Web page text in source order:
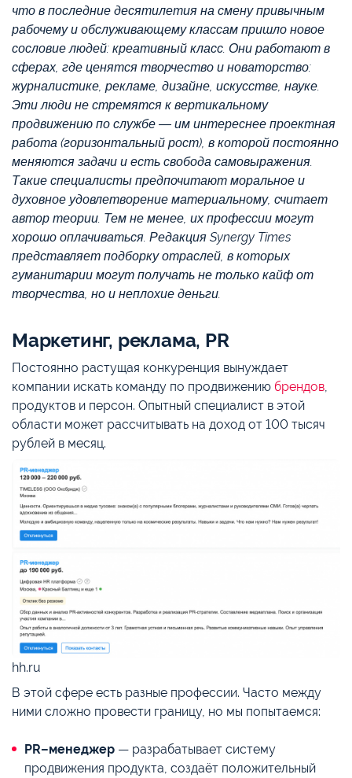
что в последние десятилетия на смену привычным
рабочему и обслуживающему классам пришло новое
сословие людей: креативный класс. Они работают в
сферах, где ценятся творчество и новаторство:
журналистике, рекламе, дизайне, искусстве, науке.
Эти люди не стремятся к вертикальному
продвижению по службе — им интереснее проектная
работа (горизонтальный рост), в которой постоянно
меняются задачи и есть свобода самовыражения.
Такие специалисты предпочитают моральное и
духовное удовлетворение материальному, считает
автор теории. Тем не менее, их профессии могут
хорошо оплачиваться. Редакция Synergy Times
представляет подборку отраслей, в которых
гуманитарии могут получать не только кайф от
творчества, но и неплохие деньги.
Маркетинг, реклама, PR
Постоянно растущая конкуренция вынуждает
компании искать команду по продвижению брендов
продуктов и персон. Опытный специалист в этой
области может рассчитывать на доход от 100 тысяч
рублей в месяц.
hh.ru
В этой сфере есть разные профессии. Часто между
ними сложно провести границу, но мы попытаемся:
PR–менеджер — разрабатывает систему
продвижения продукта, создаёт положительный